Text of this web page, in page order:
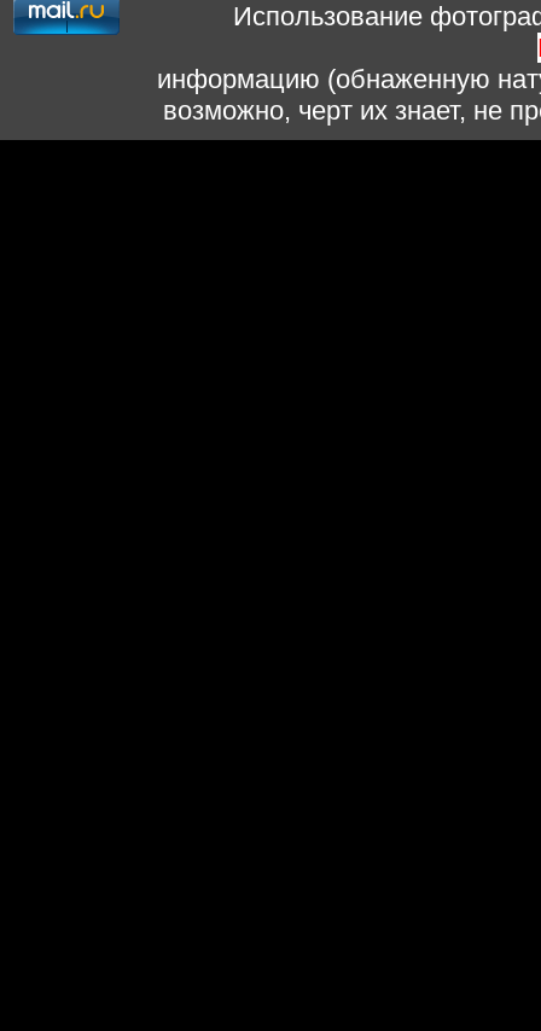
Использование
информацию (обнаженную
возможно, черт их знает, не